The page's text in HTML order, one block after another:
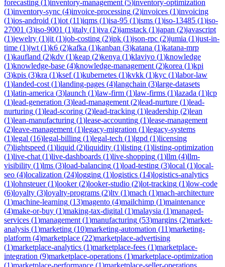
forecasting (1)inventory-management (5)inventory-optimization
(1)inventory-sync (4)invoice-processing (2)invoices (1)invoicing
(1)ios-android (1)iot (11)iqms (1)isa-95 (1)isms (1)iso-13485 (1)iso-
27001 (3)iso-9001 (1)italy (1)iva (2)jamstack (1)japan (2)javascript
(1)jewelry (1)jit (1)job-costing (2)jpk (1)json-rpc (2)jumia (1)just-in-
time (1)jwt (1)k6 (2)kafka (1)kanban (3)katana (1)katana-mrp
(1)kaufland (2)kdv (1)keap (2)kenya (1)klaviyo (1)knowledge
(1)knowledge-base (4)knowledge-management (2)korea (1)kpi
(3)kpis (3)kra (1)ksef(1)kubernetes (1)kvkk (1)kyc (1)labor-law
(1)landed-cost (1)landing-pages (4)langchain (3)large-datasets
(1)latin-america (3)launch (1)law-firm (1)law-firms (1)lazada (1)lcp
(1)lead-generation (3)lead-management (2)lead-nurture (1)lead-
nurturing (1)lead-scoring (2)lead-tracking (1)leadership (2)lean
(1)lean-manufacturing (1)lease-accounting (1)lease-management
(2)leave-management (1)legacy-migration (1)legacy-systems
(1)legal (16)legal-billing (1)legal-tech (1)lgpd (1)licensing
(7)lightspeed (1)liquid (2)liquidity (1)listing (1)listing-optimization
(1)live-chat (1)live-dashboards (1)live-shopping (1)llm (4)llm-
visibility (1)lms (3)load-balancing (1)load-testing (3)local (1)local-
seo (4)localization (24)logging (1)logistics (14)logistics-analytics
(1)lohnsteuer(1)looker(2)looker-studio (2)lot-tracking (1)low-code
(6)loyalty (3)loyalty-programs (2)ltv (1)mach (1)mach-architecture
(1)machine-learning (13)magento (4)mailchimp (1)maintenance
(4)make-or-buy (1)making-tax-digital (1)malaysia (1)managed-
services (1)management (1)manufacturing (53)margins (2)market-
analysis (1)marketing (10)marketing-automation (11)marketing-
platform (4)marketplace (22)marketplace-advertising
(1)marketplace-analytics (1)marketplace-fees (1)marketplace-
integration (9)marketplace-operations (1)marketplace-optimization
(1)marketplace-performance (1)marketplace-seller-operations